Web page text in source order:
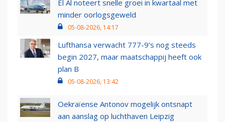
El Al noteert snelle groei in kwartaal met
minder oorlogsgeweld
05-08-2026, 14:17
Lufthansa verwacht 777-9’s nog steeds
begin 2027, maar maatschappij heeft ook
plan B
05-08-2026, 13:42
Oekraïense Antonov mogelijk ontsnapt
aan aanslag op luchthaven Leipzig